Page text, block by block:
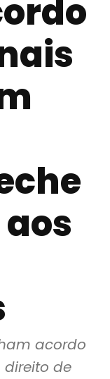
acordo
direito de